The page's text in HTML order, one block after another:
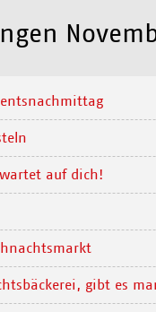
auf dich!
gibt es